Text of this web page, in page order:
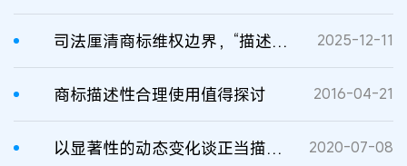
司法厘清商标维权边界，“描述性使用”不构成商标侵权 2025-12-11
商标描述性合理使用值得探讨 2016-04-21
以显著性的动态变化谈正当描述性使用商标的认定 2020-07-08